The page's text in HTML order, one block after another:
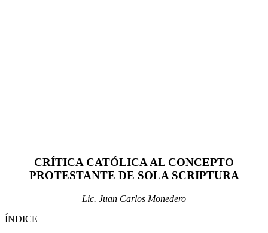
CRÍTICA CATÓLICA AL CONCEPTO
PROTESTANTE DE SOLA SCRIPTURA
Lic. Juan Carlos Monedero
ÍNDICE